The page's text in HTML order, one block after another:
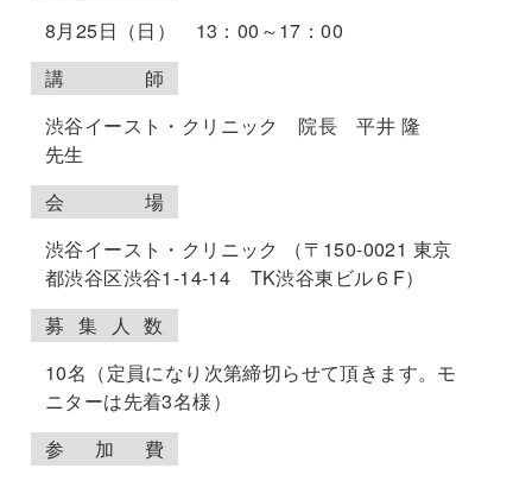
8月25日（日） 13：00～17：00
講
師
渋谷イースト・クリニック 院長 平井 隆
先生
会
場
渋谷イースト・クリニック （〒150-0021 東京
都渋谷区渋谷1-14-14 TK渋谷東ビル６F）
募 集 人
数
10名（定員になり次第締切らせて頂きます。モ
ニターは先着3名様）
参
加
費